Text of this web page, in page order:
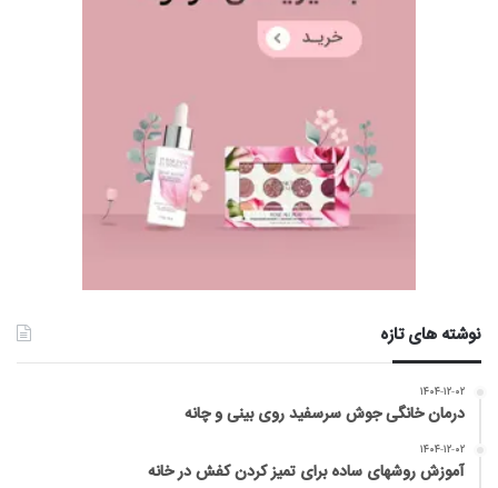
نوشته های تازه
۱۴۰۴-۱۲-۰۲
درمان خانگی جوش سرسفید روی بینی و چانه
۱۴۰۴-۱۲-۰۲
آموزش روشهای ساده برای تمیز کردن کفش در خانه